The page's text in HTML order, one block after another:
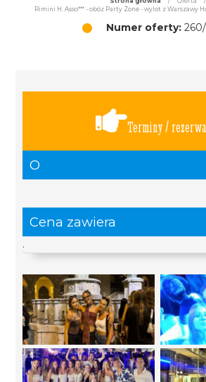
Rimini H. Asso*** - obóz Party Zone - wylot z Warszawy
Numer oferty:260/
Terminy /
O
Cena zawiera
.